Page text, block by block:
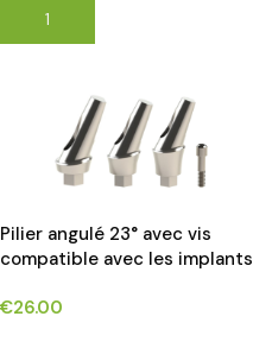
AJOUTER AU PANIER
Pilier angulé 23° avec vis
compatible avec les implants
CONNECTION®*
€26.00